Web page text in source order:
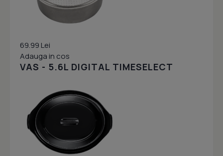
69.99 Lei
Adauga in cos
VAS - 5.6L DIGITAL TIMESELECT